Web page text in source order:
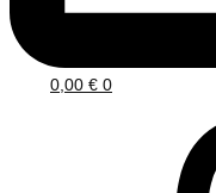
0,00 € 0